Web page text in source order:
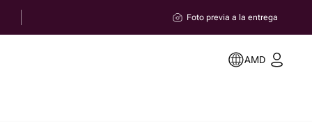
Foto previa a la entrega
AMD